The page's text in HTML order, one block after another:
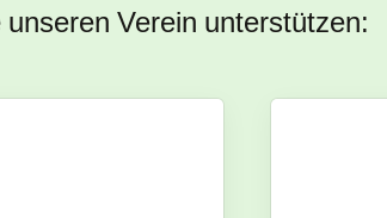
Verein unterstützen: